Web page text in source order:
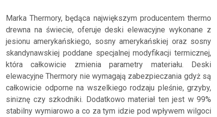
Marka Thermory, będąca największym producentem thermo
drewna na świecie, oferuje deski elewacyjne wykonane z
jesionu amerykańskiego, sosny amerykańskiej oraz sosny
skandynawskiej poddane specjalnej modyfikacji termicznej,
która całkowicie zmienia parametry materiału. Deski
elewacyjne Thermory nie wymagają zabezpieczania gdyż są
całkowicie odporne na wszelkiego rodzaju pleśnie, grzyby,
siniznę czy szkodniki. Dodatkowo materiał ten jest w 99%
stabilny wymiarowo a co za tym idzie pod wpływem wilgoci